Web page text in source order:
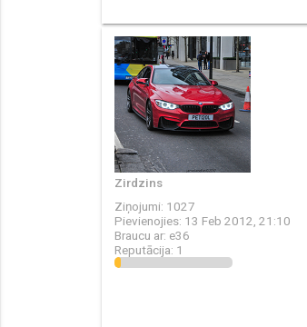
Zirdzins
Ziņojumi: 1027
Pievienojies: 13 Feb 2012, 21:10
Braucu ar: e36
Reputācija: 1